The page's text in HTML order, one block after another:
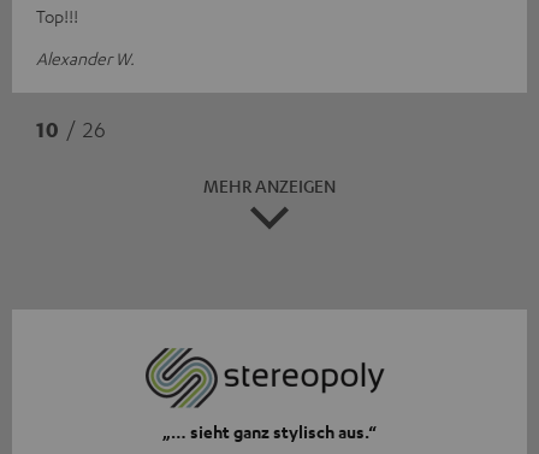
Top!!!
Alexander W.
10 / 26
MEHR ANZEIGEN
„… sieht ganz stylisch aus.“